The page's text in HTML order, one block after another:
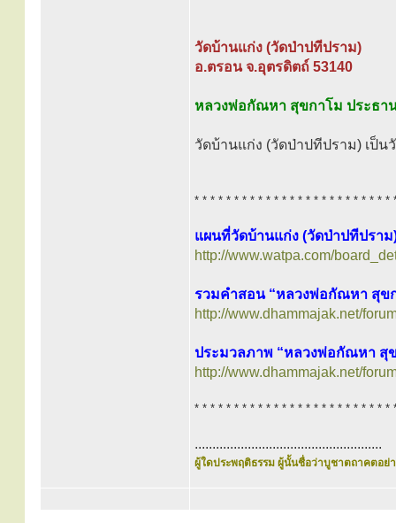
วัดบ้านแก่ง (วัดป่าปทีปราม)
อ.ตรอน จ.อุตรดิตถ์ 53140
หลวงพ่อกัณหา สุขกาโม ประธา
วัดบ้านแก่ง (วัดป่าปทีปราม) เป็
* * * * * * * * * * * * * * * * * * * * * * * * *
แผนที่วัดบ้านแก่ง (วัดป่าปทีปราม
http://www.watpa.com/
รวมคำสอน “หลวงพ่อกัณหา สุข
http://www.dhammajak.net/
ประมวลภาพ “หลวงพ่อกัณหา สุ
http://www.dhammajak.net/
* * * * * * * * * * * * * * * * * * * * * * * * *
.....................................................
ผู้ใดประพฤติธรรม ผู้นั้นชื่อว่าบูชาตถาคตอย่า